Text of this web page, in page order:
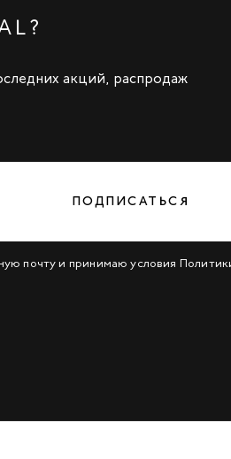
акций, распродаж
ПОДПИСАТЬСЯ
почту и принимаю условия